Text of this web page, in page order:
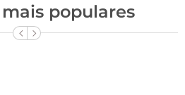
populares